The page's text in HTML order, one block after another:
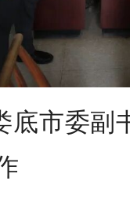
底市委副